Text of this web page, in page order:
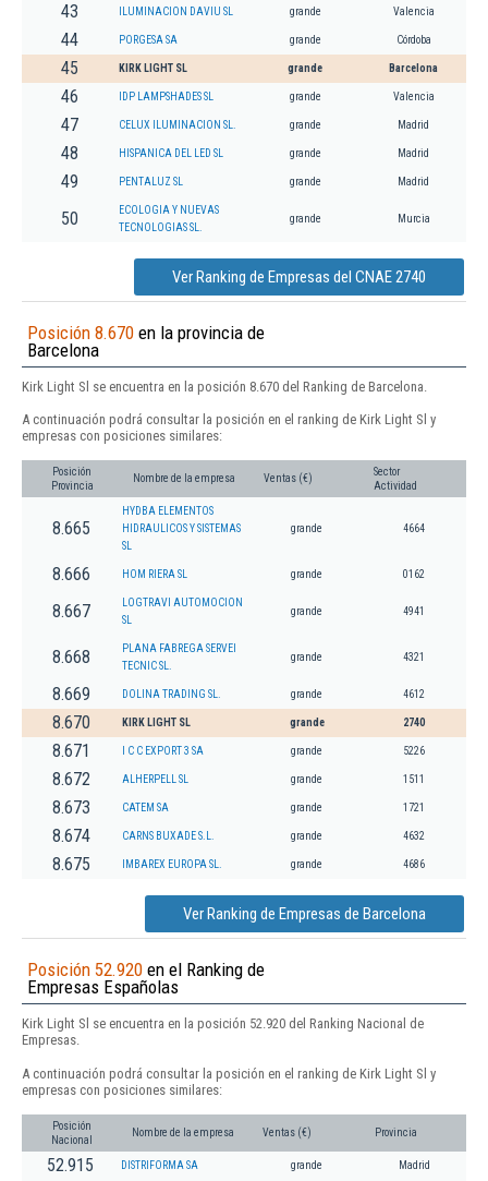
43 ILUMINACION DAVIU SL grande Valencia
44 PORGESA SA grande Córdoba
45 KIRK LIGHT SL grande Barcelona
46 IDP LAMPSHADES SL grande Valencia
47 CELUX ILUMINACION SL. grande Madrid
48 HISPANICA DEL LED SL grande Madrid
49 PENTALUZ SL grande Madrid
50
ECOLOGIA Y NUEVAS
TECNOLOGIAS SL.
grande Murcia
Ver Ranking de Empresas del CNAE 2740
Posición 8.670 en la provincia de
Barcelona
Kirk Light Sl se encuentra en la posición 8.670 del Ranking de Barcelona.
A continuación podrá consultar la posición en el ranking de Kirk Light Sl y
empresas con posiciones similares:
Posición
Provincia
Nombre de la empresa Ventas (€)
Sector
Actividad
8.665
HYDBA ELEMENTOS
HIDRAULICOS Y SISTEMAS
SL
grande 4664
8.666 HOM RIERA SL grande 0162
8.667
LOGTRAVI AUTOMOCION
SL
grande 4941
8.668
PLANA FABREGA SERVEI
TECNIC SL.
grande 4321
8.669 DOLINA TRADING SL. grande 4612
8.670 KIRK LIGHT SL grande 2740
8.671 I C C EXPORT 3 SA grande 5226
8.672 ALHERPELL SL grande 1511
8.673 CATEM SA grande 1721
8.674 CARNS BUXADE S.L. grande 4632
8.675 IMBAREX EUROPA SL. grande 4686
Ver Ranking de Empresas de Barcelona
Posición 52.920 en el Ranking de
Empresas Españolas
Kirk Light Sl se encuentra en la posición 52.920 del Ranking Nacional de
Empresas.
A continuación podrá consultar la posición en el ranking de Kirk Light Sl y
empresas con posiciones similares:
Posición
Nacional
Nombre de la empresa Ventas (€) Provincia
52.915 DISTRIFORMA SA grande Madrid